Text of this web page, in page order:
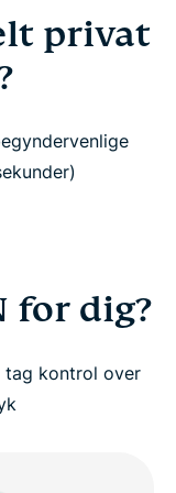
privat
for dig?
tag kontrol over